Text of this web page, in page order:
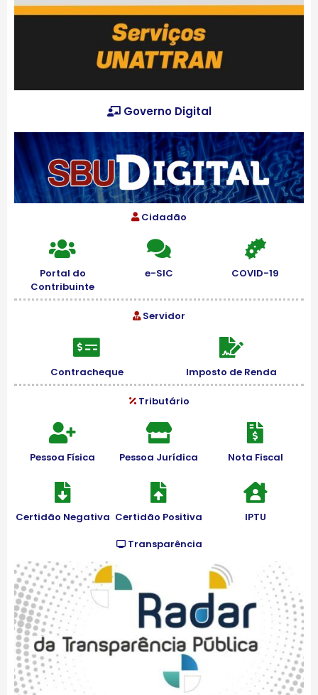
Governo Digital
Cidadão
Portal do
Contribuinte
e-SIC COVID-19
Servidor
Contracheque Imposto de Renda
Tributário
Pessoa Física Pessoa Jurídica Nota Fiscal
Certidão Negativa Certidão Positiva
IPTU
Transparência